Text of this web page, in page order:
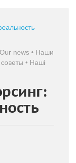
Our news • Наши
советы • Наші